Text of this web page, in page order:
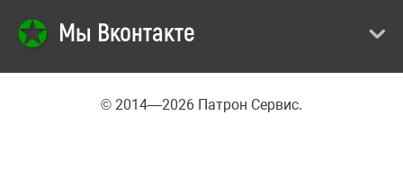
Мы Вконтакте
© 2014—2026 Патрон Сервис.